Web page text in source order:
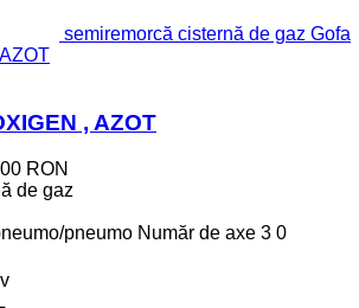
semiremorcă cisternă de gaz Gofa
, AZOT
RON
de gaz
pneumo Număr de axe 3 0